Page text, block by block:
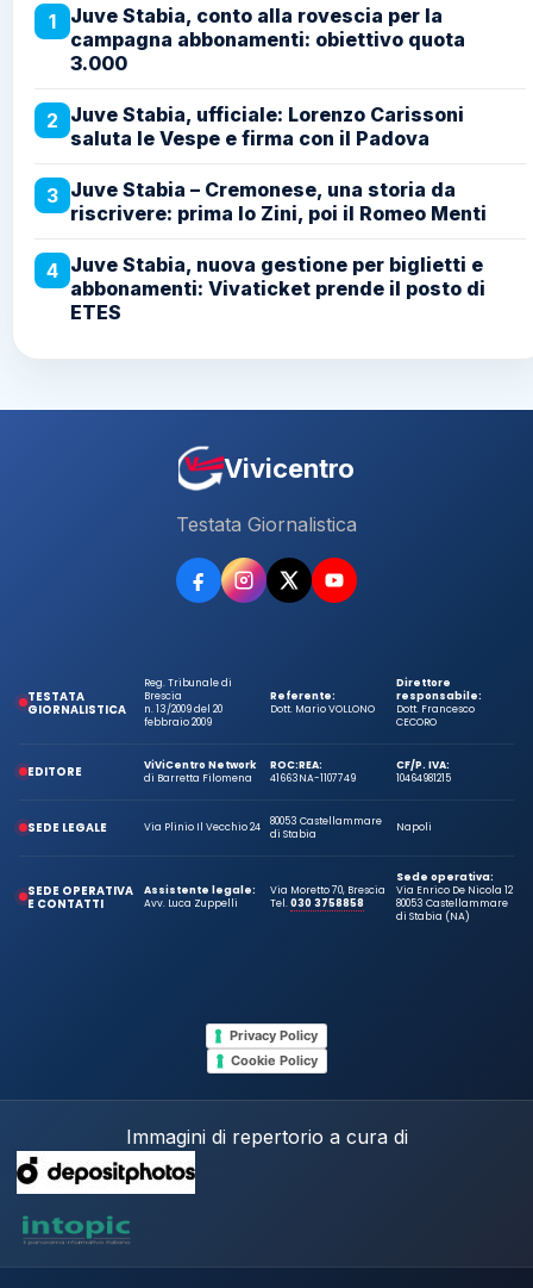
1
Juve Stabia, conto alla rovescia per la
campagna abbonamenti: obiettivo quota
3.000
2 Juve Stabia, ufficiale: Lorenzo Carissoni
saluta le Vespe e firma con il Padova
3 Juve Stabia – Cremonese, una storia da
riscrivere: prima lo Zini, poi il Romeo Menti
4 Juve Stabia, nuova gestione per biglietti e
abbonamenti: Vivaticket prende il posto di
ETES
Vivicentro
Testata Giornalistica
TESTATA
GIORNALISTICA
Reg. Tribunale di
Brescia
n. 13/2009 del 20
febbraio 2009
Referente:
Dott. Mario VOLLONO
Direttore
responsabile:
Dott. Francesco
CECORO
EDITORE
ViViCentro Network
di Barretta Filomena
ROC:
41663
REA:
NA-1107749
CF/P. IVA:
10464981215
SEDE LEGALE Via Plinio Il Vecchio 24
80053 Castellammare
di Stabia
Napoli
SEDE OPERATIVA
E CONTATTI
Assistente legale:
Avv. Luca Zuppelli
Via Moretto 70, Brescia
Tel.030 3758858
Sede operativa:
Via Enrico De Nicola 12
80053 Castellammare
di Stabia (NA)
Privacy Policy
Cookie Policy
Immagini di repertorio a cura di